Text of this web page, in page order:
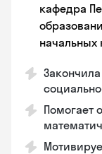
кафедра
начальных
Помогает